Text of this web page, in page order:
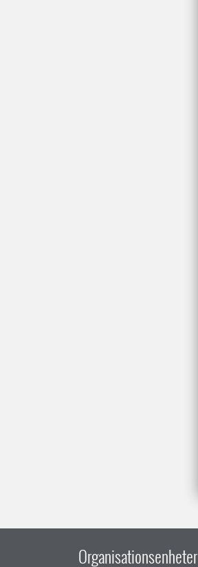
Organisationsenheter